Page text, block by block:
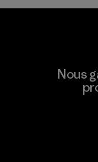
Formosa
Material-supplier
Nous